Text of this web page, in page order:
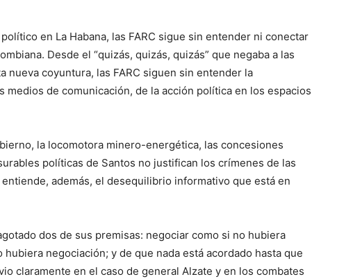
en La Habana, las FARC sigue sin entender ni conectar
Desde el “quizás, quizás, quizás” que negaba a las
nueva coyuntura, las FARC siguen sin entender la
medios de comunicación, de la acción política en los espacios
la locomotora minero-energética, las concesiones
políticas de Santos no justifican los crímenes de las
además, el desequilibrio informativo que está en
dos de sus premisas: negociar como si no hubiera
negociación; y de que nada está acordado hasta que
claramente en el caso de general Alzate y en los combates